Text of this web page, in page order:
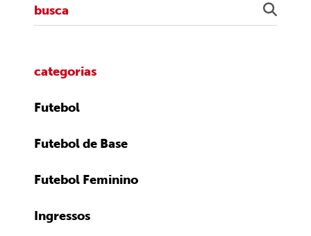
categorias
Futebol
Futebol de Base
Futebol Feminino
Ingressos